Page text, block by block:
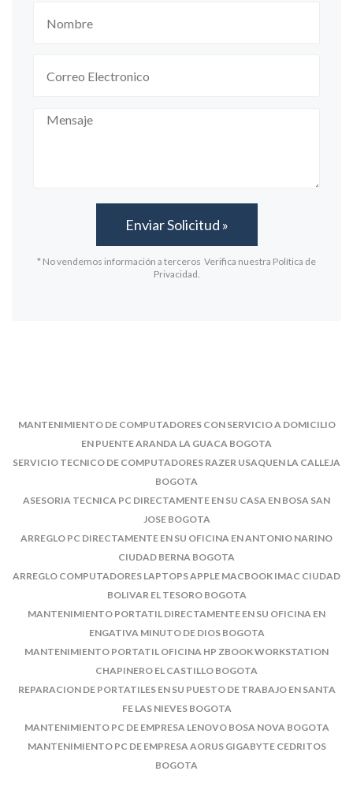
* No vendemos información a terceros Verifica nuestra Política de
Privacidad.
MANTENIMIENTO DE COMPUTADORES CON SERVICIO A DOMICILIO
EN PUENTE ARANDA LA GUACA BOGOTA
SERVICIO TECNICO DE COMPUTADORES RAZER USAQUEN LA CALLEJA
BOGOTA
ASESORIA TECNICA PC DIRECTAMENTE EN SU CASA EN BOSA SAN
JOSE BOGOTA
ARREGLO PC DIRECTAMENTE EN SU OFICINA EN ANTONIO NARINO
CIUDAD BERNA BOGOTA
ARREGLO COMPUTADORES LAPTOPS APPLE MACBOOK IMAC CIUDAD
BOLIVAR EL TESORO BOGOTA
MANTENIMIENTO PORTATIL DIRECTAMENTE EN SU OFICINA EN
ENGATIVA MINUTO DE DIOS BOGOTA
MANTENIMIENTO PORTATIL OFICINA HP ZBOOK WORKSTATION
CHAPINERO EL CASTILLO BOGOTA
REPARACION DE PORTATILES EN SU PUESTO DE TRABAJO EN SANTA
FE LAS NIEVES BOGOTA
MANTENIMIENTO PC DE EMPRESA LENOVO BOSA NOVA BOGOTA
MANTENIMIENTO PC DE EMPRESA AORUS GIGABYTE CEDRITOS
BOGOTA